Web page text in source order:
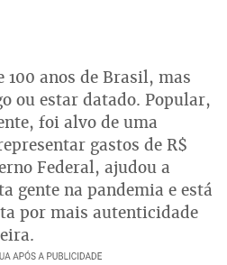
anos de Brasil, mas
ou estar datado. Popular,
foi alvo de uma
gastos de R$
Federal, ajudou a
gente na pandemia e está
por mais autenticidade